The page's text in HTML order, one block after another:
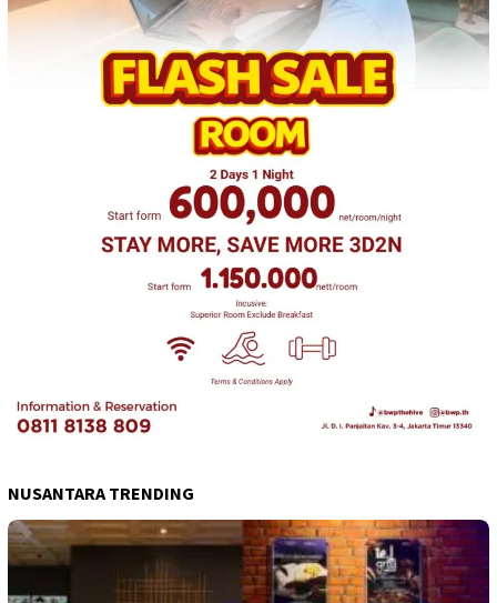
NUSANTARA TRENDING